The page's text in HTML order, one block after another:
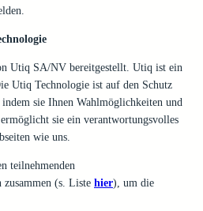
Utiq SA/NV bereitgestellt. Utiq ist ein
Utiq Technologie ist auf den Schutz
sie Ihnen Wahlmöglichkeiten und
sie ein verantwortungsvolles
wie uns.
teilnehmenden
zusammen (s. Liste hier), um die